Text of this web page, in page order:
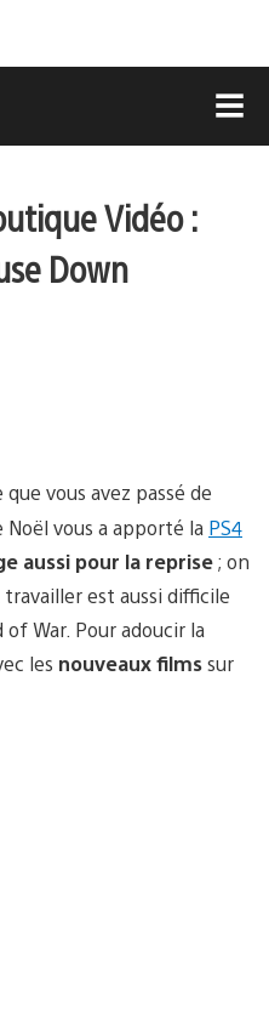
Vidéo :
Down
vous avez passé de
Noël vous a apporté la PS4
aussi pour la reprise; on
est aussi difficile
of War. Pour adoucir la
les nouveaux filmssur